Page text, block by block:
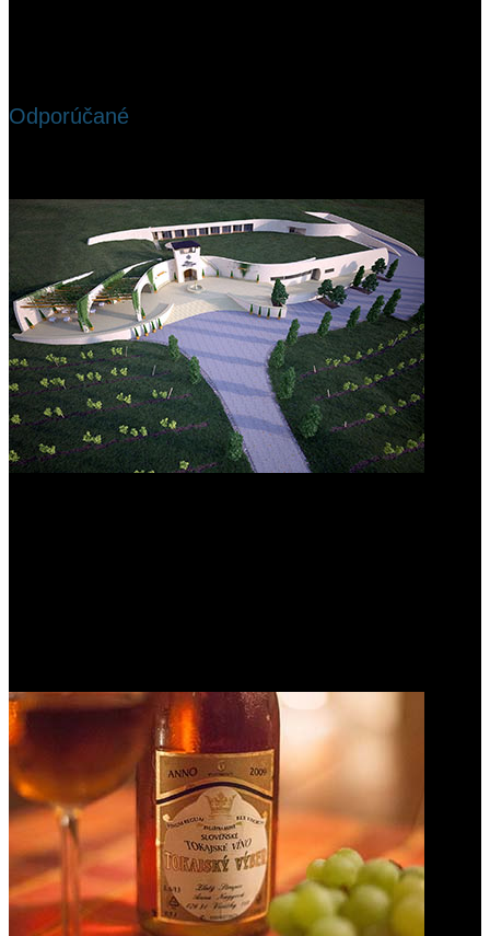
Odporúčané